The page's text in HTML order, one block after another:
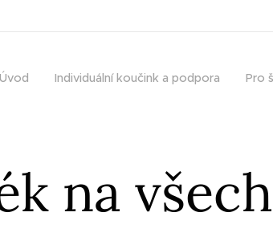
Úvod Individuální koučink a podpora Pro
na